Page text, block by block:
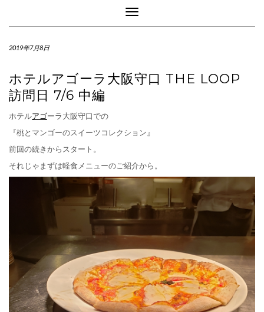
Toggle Navigation
2019年7月8日
ホテルアゴーラ大阪守口 THE LOOP
訪問日 7/6 中編
ホテルアゴーラ大阪守口での
『桃とマンゴーのスイーツコレクション』
前回の続きからスタート。
それじゃまずは軽食メニューのご紹介から。